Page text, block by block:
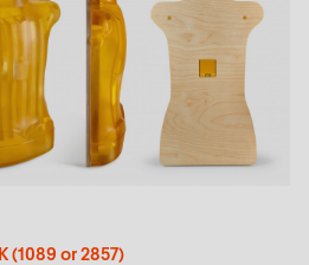
(1089 or 2857)